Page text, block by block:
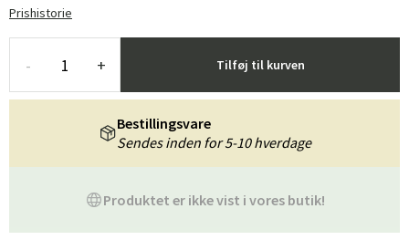
Prishistorie
- + Tilføj til kurven
Produktet er ikke vist i vores butik!
Bestillingsvare
Sendes inden for 5-10 hverdage